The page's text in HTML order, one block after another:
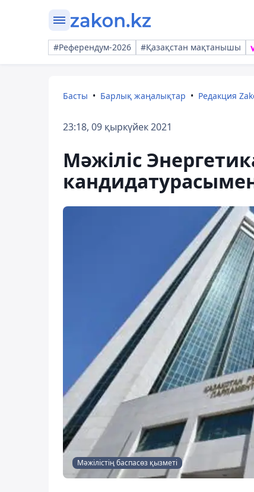
#Референдум-2026 #Қазақстан мақтанышы
Басты Барлық жаңалықтар Редакция
23:18, 09 қыркүйек 2021
Мәжіліс
кандидатурасымен
Мәжілістің баспасөз қызметі